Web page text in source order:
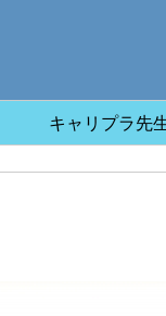
キャリプラ先